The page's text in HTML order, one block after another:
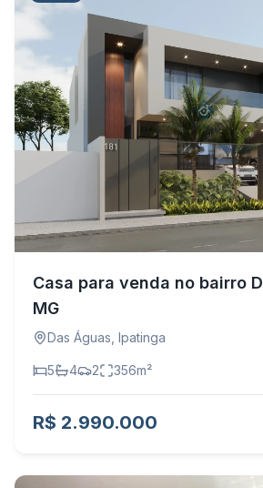
Casa para venda no bairro
MG
Das Águas Ipatinga
5 4 2 356m²
R$ 2.990.000